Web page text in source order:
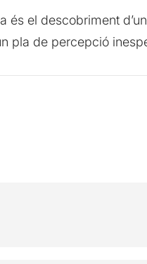
el descobriment
pla de percepció